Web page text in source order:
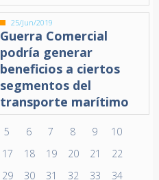
25/Jun/2019
Guerra Comercial
podría generar
beneficios a ciertos
segmentos del
transporte marítimo
5 6 7 8 9
10
17 18 19 20 21
22
29 30 31 32 33 34